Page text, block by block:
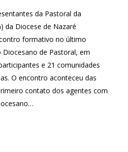
da Pastoral da
da Diocese de Nazaré
formativo no último
de Pastoral, em
e 21 comunidades
O encontro aconteceu das
contato dos agentes com